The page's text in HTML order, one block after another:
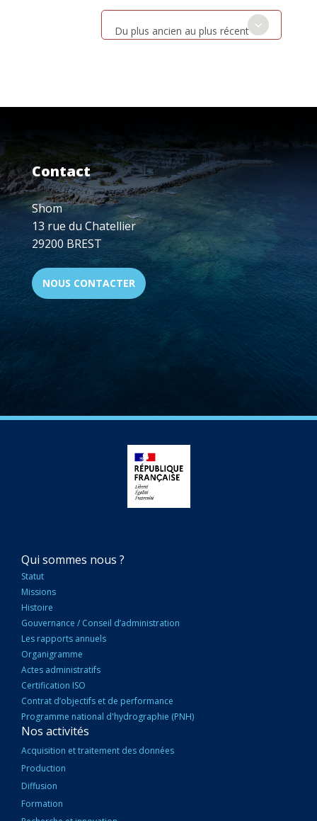
Du plus ancien au plus récent
Contact
Shom
13 rue du Chatellier
29200 BREST
NOUS CONTACTER
NAVIGATION
PRINCIPALE
Qui sommes nous ?
Statut
Missions
Histoire
Gouvernance / Conseil d’administration
Les rapports annuels
Organigramme
Actes administratifs
Certification ISO
Contrat d’objectifs et de performance
Programme national d'hydrographie (PNH)
Nos activités
Acquisition et traitement des données
Production
Diffusion
Formation